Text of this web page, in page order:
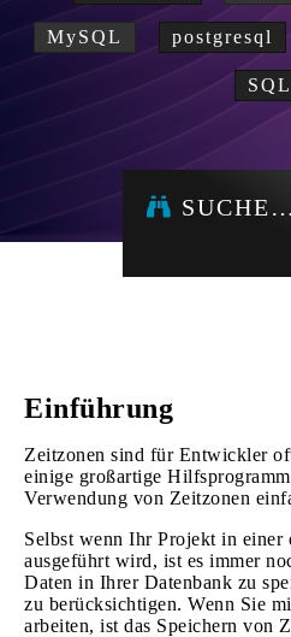
MySQL postgresql
SQL
SUCHE…
Einführung
Zeitzonen sind für Entwickler
einige großartige
Verwendung von Zeitzonen
Selbst wenn Ihr Projekt in einer
ausgeführt wird, ist es immer
Daten in Ihrer Datenbank zu
zu berücksichtigen. Wenn Sie
arbeiten, ist das Speichern von